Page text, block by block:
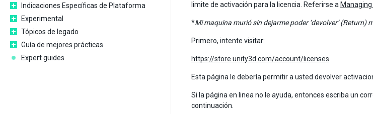
Indicaciones Específicas de Plataforma
Experimental
Tópicos de legado
Guía de mejores prácticas
Expert guides
limite de activación para la licencia. Referirse a
*Mi maquina murió sin dejarme poder ‘devolver’ (Return)
Primero, intente visitar:
https://store.unity3d.com/account/licenses
Esta página le debería permitir a usted devolver
Si la página en linea no le ayuda, entonces escriba un
continuación.